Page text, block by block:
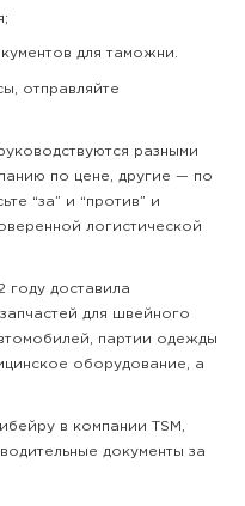
для таможни.
отправляйте
разными
по цене, другие — по
“за” и “против” и
логистической
году доставила
для швейного
партии одежды
оборудование, а
в компании TSM,
документы за